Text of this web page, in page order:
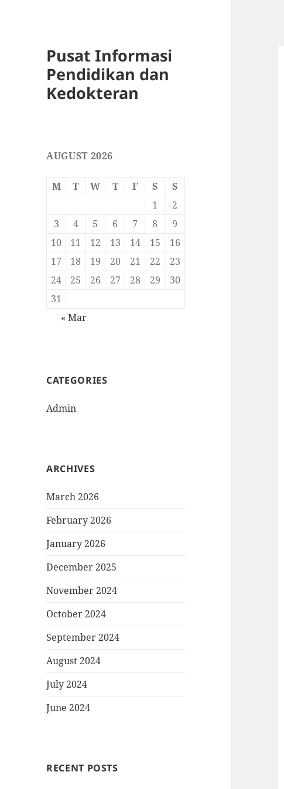
Pusat Informasi
Pendidikan dan
Kedokteran
AUGUST 2026
M T W T F S
S
1
2
3
4 5 6 7 8
9
10
11 12 13 14 15
16
17
18 19 20 21 22
23
24
25 26 27 28 29
30
31
« Mar
CATEGORIES
Admin
ARCHIVES
March 2026
February 2026
January 2026
December 2025
November 2024
October 2024
September 2024
August 2024
July 2024
June 2024
RECENT POSTS